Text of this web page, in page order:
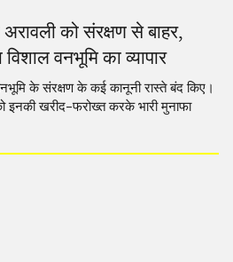
को संरक्षण से बाहर,
वनभूमि का व्यापार
के संरक्षण के कई कानूनी रास्ते बंद किए।
खरीद-फरोख्त करके भारी मुनाफा